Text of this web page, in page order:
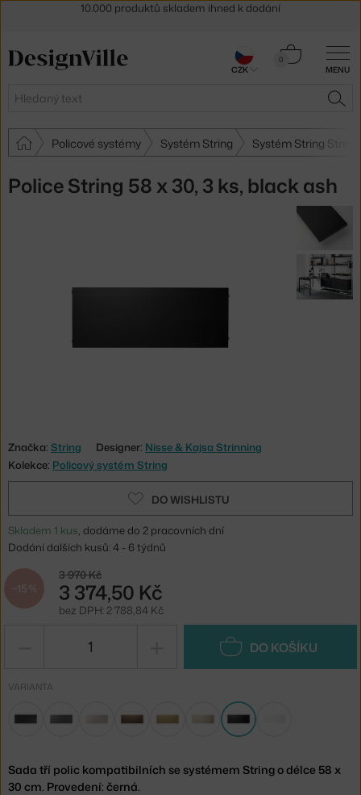
MENU
Hledat
0
Košík
Policové systémy Systém String Systém String String
Police String 58 x 30, 3 ks, black ash
Značka: String Designer: Nisse & Kajsa Strinning
Kolekce: Policový systém String
DO WISHLISTU
Skladem 1 kus, dodáme do 2 pracovních dní
Dodání dalších kusů: 4 - 6 týdnů
−15 %
3 970 Kč
3 374,50 Kč
bez DPH: 2 788,84 Kč
DO KOŠÍKU
VARIANTA
Sada tří polic kompatibilních se systémem String o délce 58 x
30 cm. Provedení: černá.
30 dní na vrácení zboží
CZK